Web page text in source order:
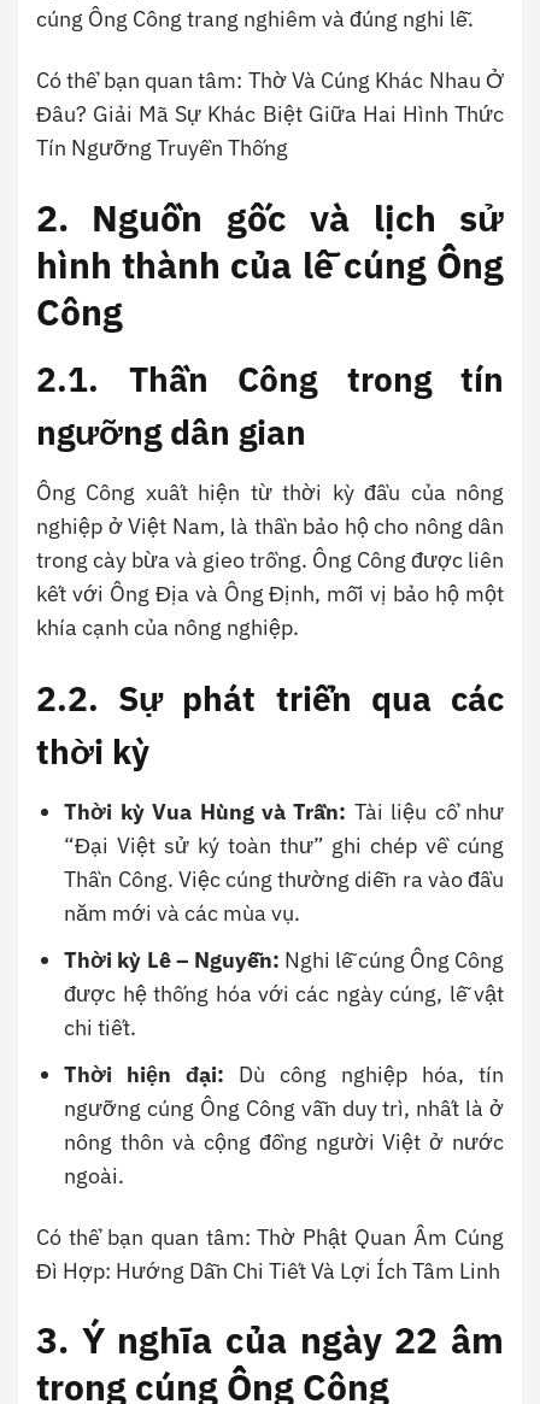
cúng Ông Công trang nghiêm và đúng nghi lễ.
Có thể bạn quan tâm: Thờ Và Cúng Khác Nhau Ở
Đâu? Giải Mã Sự Khác Biệt Giữa Hai Hình Thức
Tín Ngưỡng Truyền Thống
2. Nguồn gốc và lịch sử
hình thành của lễ cúng Ông
Công
2.1. Thần Công trong tín
ngưỡng dân gian
Ông Công xuất hiện từ thời kỳ đầu của nông
nghiệp ở Việt Nam, là thần bảo hộ cho nông dân
trong cày bừa và gieo trồng. Ông Công được liên
kết với Ông Địa và Ông Định, mỗi vị bảo hộ một
khía cạnh của nông nghiệp.
2.2. Sự phát triển qua các
thời kỳ
Thời kỳ Vua Hùng và Trần: Tài liệu cổ như
“Đại Việt sử ký toàn thư” ghi chép về cúng
Thần Công. Việc cúng thường diễn ra vào đầu
năm mới và các mùa vụ.
Thời kỳ Lê – Nguyễn: Nghi lễ cúng Ông Công
được hệ thống hóa với các ngày cúng, lễ vật
chi tiết.
Thời hiện đại: Dù công nghiệp hóa, tín
ngưỡng cúng Ông Công vẫn duy trì, nhất là ở
nông thôn và cộng đồng người Việt ở nước
ngoài.
Có thể bạn quan tâm: Thờ Phật Quan Âm Cúng
Đì Hợp: Hướng Dẫn Chi Tiết Và Lợi Ích Tâm Linh
3. Ý nghĩa của ngày 22 âm
trong cúng Ông Công